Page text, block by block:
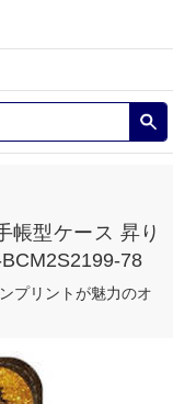
帳型ケース 昇り
78
プリントが魅力のオ